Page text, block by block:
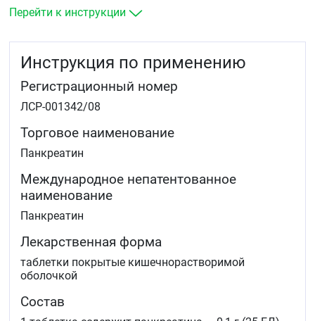
заболевания желудка, кишечника, печени, желчного
пузыря состояния после резекции или облучения этих
комбинированной терапии).
Для улучшения переваривания пищи у пациентов с
нормальной функцией желудочно-кишечного тракта в
случаях погрешностей в питании.
Подготовка к рентгенологическому и ультразвуковому
исследованию органов брюшной полости.
Перейти к инструкции
Инструкция по применению
Регистрационный номер
ЛСР-001342/08
Торговое наименование
Панкреатин
Международное непатентованное
наименование
Панкреатин
Лекарственная форма
таблетки покрытые кишечнорастворимой
оболочкой
Состав